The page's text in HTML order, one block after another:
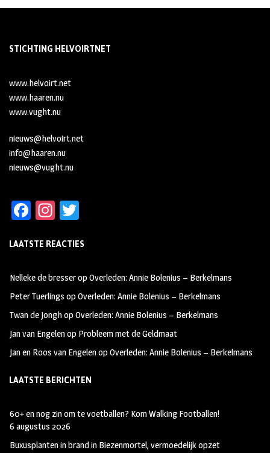
STICHTING HELVOIRTNET
www.helvoirt.net
www.haaren.nu
www.vught.nu
nieuws@helvoirt.net
info@haaren.nu
nieuws@vught.nu
Fa
b
oo
k
In
ag
m
tt
LAATSTE REACTIES
Nelleke de bresseropOverleden: Annie Bolenius – Berkelmans
Peter Tuerlings opOverleden: Annie Bolenius – Berkelmans
Twan de JonghopOverleden: Annie Bolenius – Berkelmans
Jan van Engelenop Probleem met de Geldmaat
Jan en Roos van EngelenopOverleden: Annie Bolenius – Berkelmans
LAATSTE BERICHTEN
60+ en nog zin om te voetballen? Kom Walking Footballen!
6 augustus 2026
Buxusplanten in brand in Biezenmortel, vermoedelijk opzet